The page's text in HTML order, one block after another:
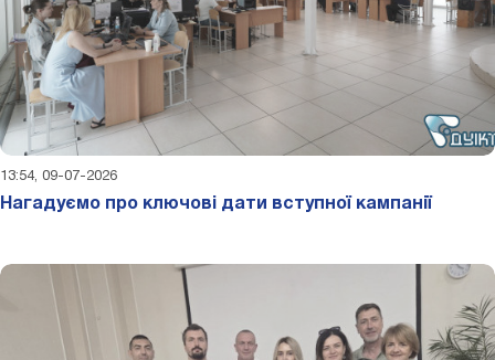
13:54, 09-07-2026
Нагадуємо про ключові дати вступної кампанії